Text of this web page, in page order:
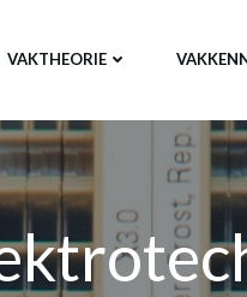
VAKTHEORIE